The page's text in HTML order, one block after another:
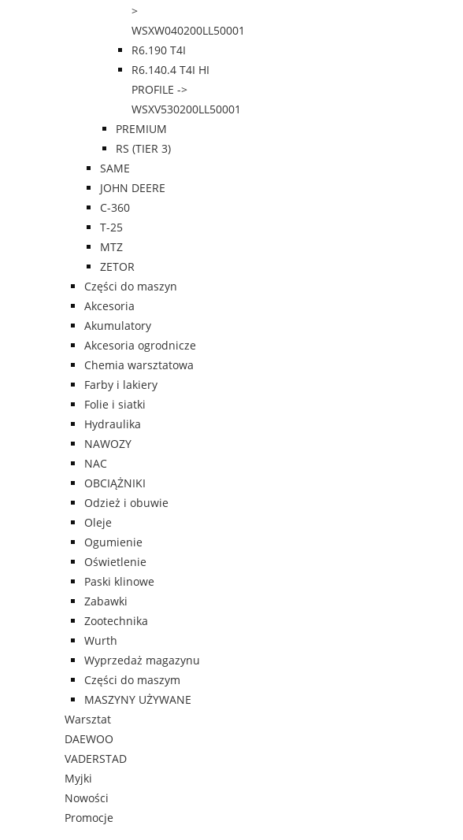
>
WSXW040200LL50001
R6.190 T4I
R6.140.4 T4I HI
PROFILE ->
WSXV530200LL50001
PREMIUM
RS (TIER 3)
SAME
JOHN DEERE
C-360
T-25
MTZ
ZETOR
Części do maszyn
Akcesoria
Akumulatory
Akcesoria ogrodnicze
Chemia warsztatowa
Farby i lakiery
Folie i siatki
Hydraulika
NAWOZY
NAC
OBCIĄŻNIKI
Odzież i obuwie
Oleje
Ogumienie
Oświetlenie
Paski klinowe
Zabawki
Zootechnika
Wurth
Wyprzedaż magazynu
Części do maszym
MASZYNY UŻYWANE
Warsztat
DAEWOO
VADERSTAD
Myjki
Nowości
Promocje